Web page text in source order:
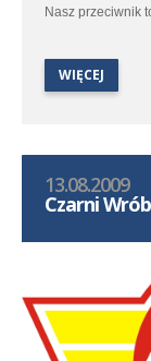
Nasz przeciwnik
zeszłym sezonie
WIĘCEJ
13.08.2009
Czarni